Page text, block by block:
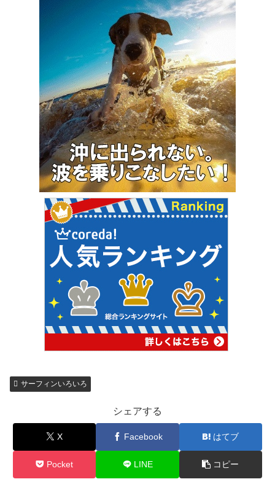
サーフィンいろいろ
シェアする
X Facebook はてブ
Pocket LINE コピー